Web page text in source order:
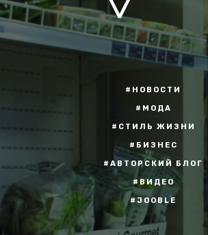
#НОВОСТИ
#МОДА
#СТИЛЬ ЖИЗНИ
#БИЗНЕС
#АВТОРСКИЙ БЛОГ
#ВИДЕО
#JOOBLE